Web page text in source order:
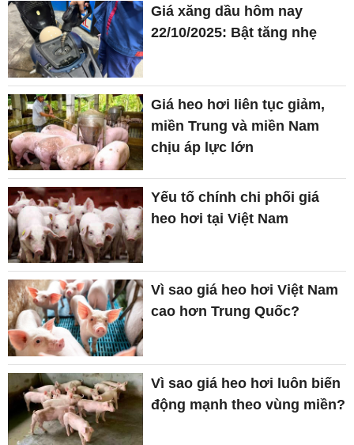
Giá xăng dầu hôm nay
22/10/2025: Bật tăng nhẹ
Giá heo hơi liên tục giảm,
miền Trung và miền Nam
chịu áp lực lớn
Yếu tố chính chi phối giá
heo hơi tại Việt Nam
Vì sao giá heo hơi Việt Nam
cao hơn Trung Quốc?
Vì sao giá heo hơi luôn biến
động mạnh theo vùng miền?